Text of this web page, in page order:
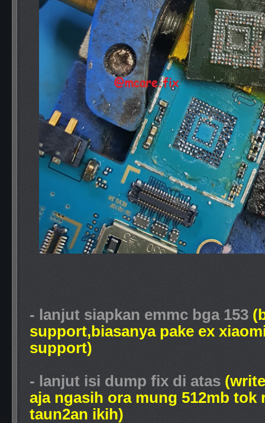
- lanjut siapkan emmc bga 153
support,biasanya pake ex
support)
- lanjut isi dump fix di atas
aja ngasih ora mung 512mb tok
taun2an ikih)